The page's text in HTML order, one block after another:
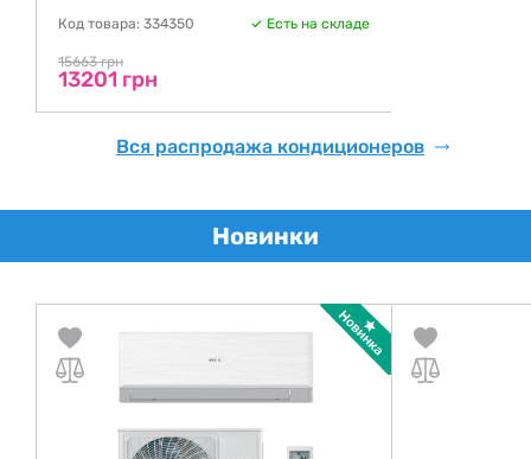
Код товара: 334350 Есть на складе
15663 грн
13201 грн
Вся распродажа кондиционеров
Новинки